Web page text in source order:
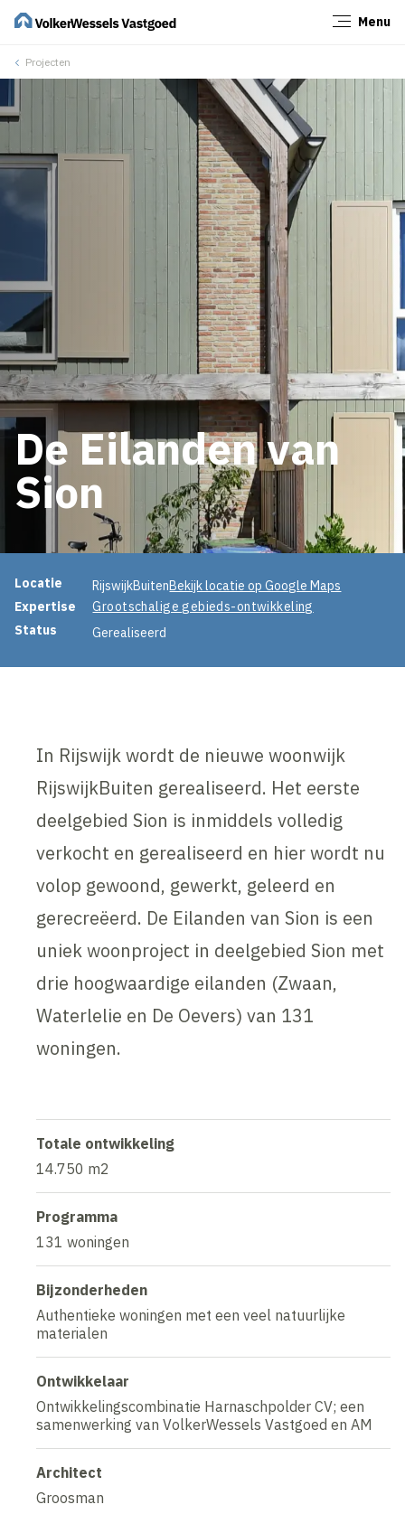
Menu
Projecten
De Eilanden van
Sion
Projectinformatie
Locatie RijswijkBuitenBekijk locatie op Google Maps
Expertise
Grootschalige gebieds-ontwikkeling
Status
Gerealiseerd
In Rijswijk wordt de nieuwe woonwijk
RijswijkBuiten gerealiseerd. Het eerste
deelgebied Sion is inmiddels volledig
verkocht en gerealiseerd en hier wordt nu
volop gewoond, gewerkt, geleerd en
gerecreëerd. De Eilanden van Sion is een
uniek woonproject in deelgebied Sion met
drie hoogwaardige eilanden (Zwaan,
Waterlelie en De Oevers) van 131
woningen.
Totale ontwikkeling
14.750 m2
Programma
131 woningen
Bijzonderheden
Authentieke woningen met een veel natuurlijke
materialen
Ontwikkelaar
Ontwikkelingscombinatie Harnaschpolder CV; een
samenwerking van VolkerWessels Vastgoed en AM
Architect
Groosman
Sluiten